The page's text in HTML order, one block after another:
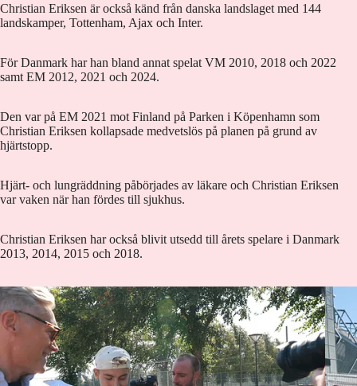
Christian Eriksen är också känd från danska landslaget med 144
landskamper, Tottenham, Ajax och Inter.
För Danmark har han bland annat spelat VM 2010, 2018 och 2022
samt EM 2012, 2021 och 2024.
Den var på EM 2021 mot Finland på Parken i Köpenhamn som
Christian Eriksen kollapsade medvetslös på planen på grund av
hjärtstopp.
Hjärt- och lungräddning påbörjades av läkare och Christian Eriksen
var vaken när han fördes till sjukhus.
Christian Eriksen har också blivit utsedd till årets spelare i Danmark
2013, 2014, 2015 och 2018.
Foto: Krister Hansson Foto: